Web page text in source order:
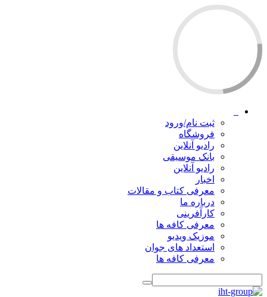
ثبت نام/ورود
فروشگاه
رادیو آنلاین
بانک موسیقی
رادیو آنلاین
اخبار
معرفی کتاب و مقالات
درباره ما
کارآفرینی
معرفی کافه ها
موزیک ویدیو
استعداد های جوان
معرفی کافه ها